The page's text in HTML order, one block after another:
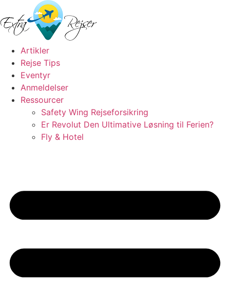
til
indhold
Artikler
Rejse Tips
Eventyr
Anmeldelser
Ressourcer
Safety Wing Rejseforsikring
Er Revolut Den Ultimative Løsning til Ferien?
Fly & Hotel